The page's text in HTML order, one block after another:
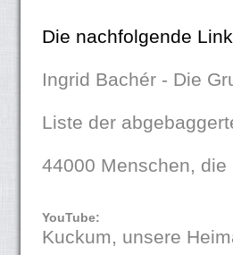
Die nachfolgende
Ingrid Bachér - Die
Liste der
44000 Menschen,
YouTube:
Kuckum, unsere